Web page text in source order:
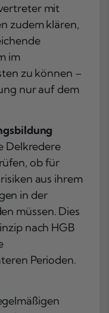
mit
zudem klären,
im
zu können –
nur auf dem
Delkredere
ob für
aus ihrem
in der
müssen. Dies
nach HGB
Perioden.